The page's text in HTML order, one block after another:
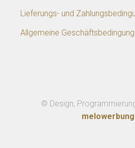
Lieferungs- und
Allgemeine
© Design,